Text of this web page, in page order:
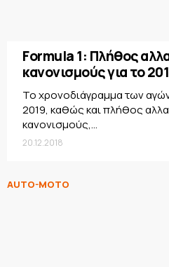
Formula 1: Πλήθος
κανονισμούς για το
Το χρονοδιάγραμμα των
2019, καθώς και πλήθος
κανονισμούς,...
20.12.2018
AUTO-MOTO